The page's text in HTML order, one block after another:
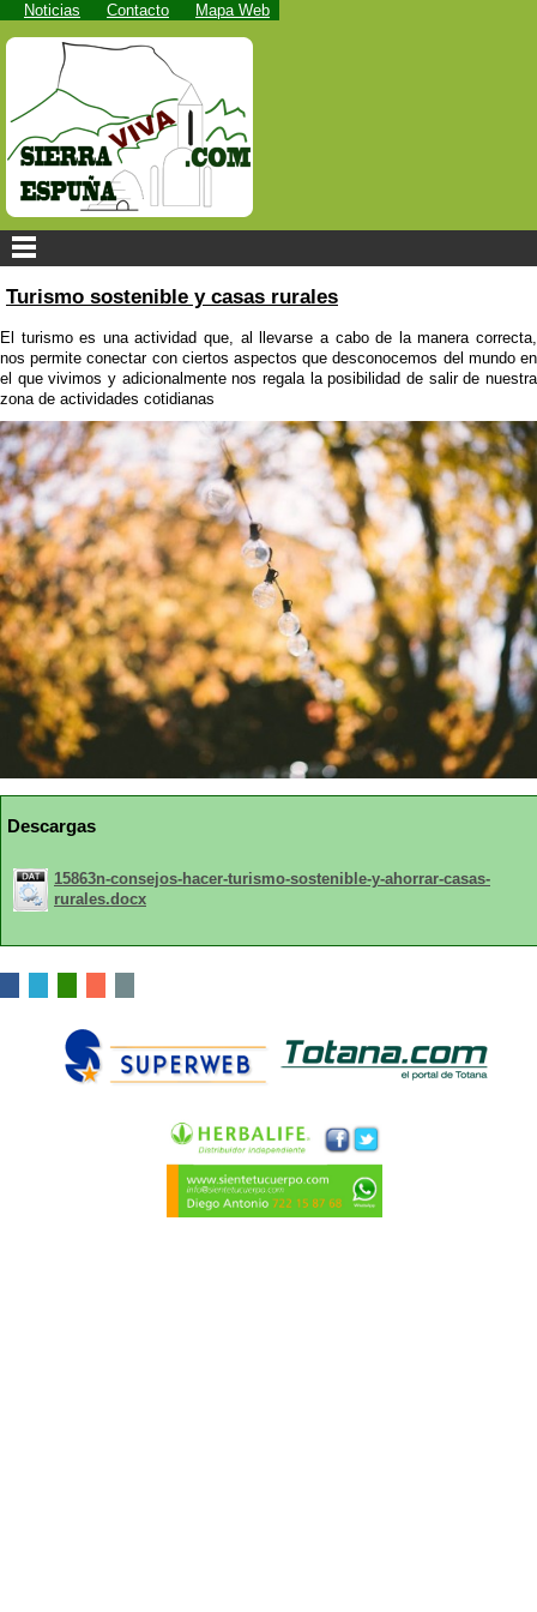
Noticias Contacto Mapa Web
Turismo sostenible y casas rurales
El turismo es una actividad que, al llevarse a cabo de la manera correcta,
nos permite conectar con ciertos aspectos que desconocemos del mundo en
el que vivimos y adicionalmente nos regala la posibilidad de salir de nuestra
zona de actividades cotidianas
Descargas
15863n-consejos-hacer-turismo-sostenible-y-ahorrar-casas-
rurales.docx